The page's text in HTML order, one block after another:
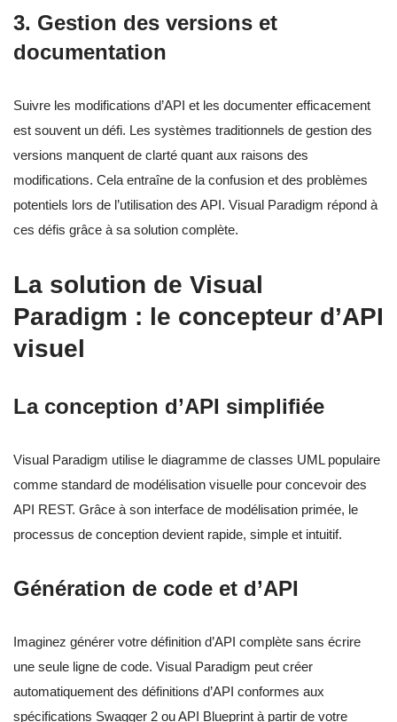
3. Gestion des versions et
documentation
Suivre les modifications d’API et les documenter efficacement
est souvent un défi. Les systèmes traditionnels de gestion des
versions manquent de clarté quant aux raisons des
modifications. Cela entraîne de la confusion et des problèmes
potentiels lors de l’utilisation des API. Visual Paradigm répond à
ces défis grâce à sa solution complète.
La solution de Visual
Paradigm : le concepteur d’API
visuel
La conception d’API simplifiée
Visual Paradigm utilise le diagramme de classes UML populaire
comme standard de modélisation visuelle pour concevoir des
API REST. Grâce à son interface de modélisation primée, le
processus de conception devient rapide, simple et intuitif.
Génération de code et d’API
Imaginez générer votre définition d’API complète sans écrire
une seule ligne de code. Visual Paradigm peut créer
automatiquement des définitions d’API conformes aux
spécifications Swagger 2 ou API Blueprint à partir de votre